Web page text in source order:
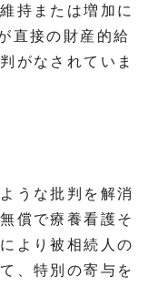
持または増加に
直接の財産的給
がなされていま
うな批判を解消
償で療養看護そ
より被相続人の
、特別の寄与を